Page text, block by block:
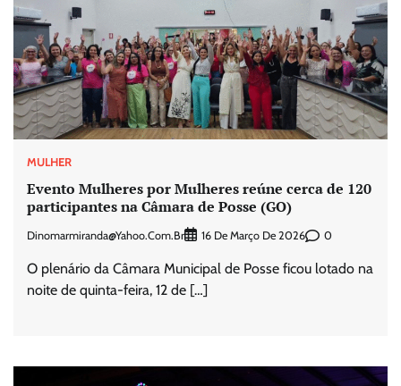
MULHER
Evento Mulheres por Mulheres reúne cerca de 120
participantes na Câmara de Posse (GO)
Dinomarmiranda@yahoo.com.br 16 De Março De 2026 0
O plenário da Câmara Municipal de Posse ficou lotado na
noite de quinta-feira, 12 de […]